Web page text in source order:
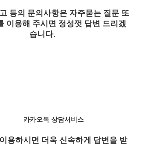
등의 문의사항은 자주묻는 질문 또
이용해 주시면 정성껏 답변 드리겠
습니다.
카카오톡 상담서비스
용하시면 더욱 신속하게 답변을 받